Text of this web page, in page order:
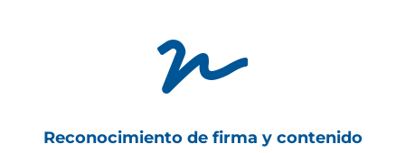

Reconocimiento de firma y contenido